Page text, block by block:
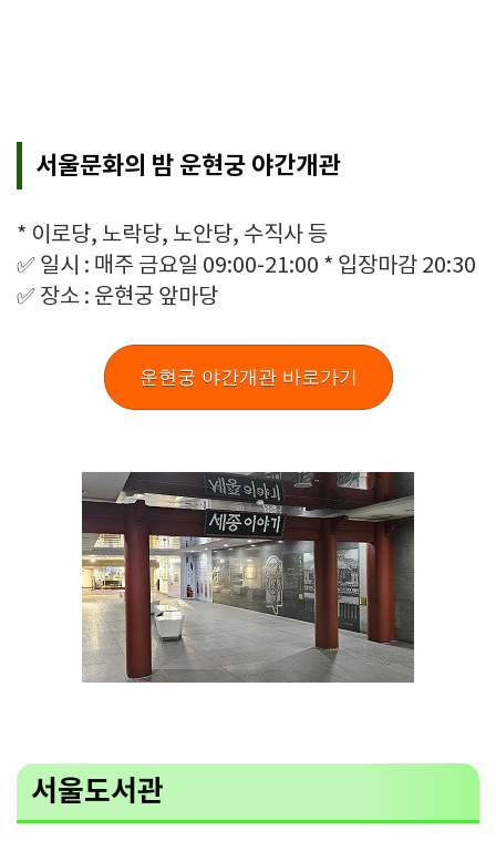
서울문화의 밤 운현궁 야간개관
* 이로당, 노락당, 노안당, 수직사 등
✅ 일시 : 매주 금요일 09:00-21:00 * 입장마감 20:30
✅ 장소 : 운현궁 앞마당
운현궁 야간개관 바로가기
서울도서관